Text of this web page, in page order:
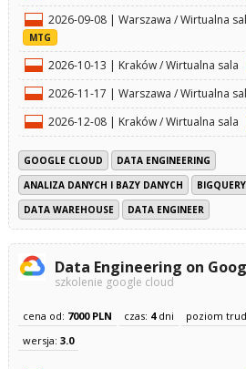
2026-09-08 | Warszawa / Wirtualna
MTG
2026-10-13 | Kraków / Wirtualna sala
2026-11-17 | Warszawa / Wirtualna
2026-12-08 | Kraków / Wirtualna sala
GOOGLE CLOUD
DATA ENGINEERING
ANALIZA DANYCH I BAZY DANYCH
BIGQUERY
DATA WAREHOUSE
DATA ENGINEER
Data Engineering on
szkolenie google cloud
cena od: 7000 PLN czas: 4dni poziom
wersja: 3.0